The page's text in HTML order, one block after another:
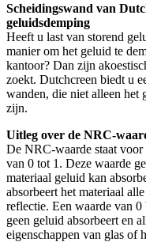
Scheidingswand van
geluidsdemping
Heeft u last van storend
manier om het geluid te
kantoor? Dan zijn
zoekt. Dutchcreen biedt u
wanden, die niet alleen het
zijn.
Uitleg over de NRC-
De NRC-waarde staat
van 0 tot 1. Deze waarde
materiaal geluid kan
absorbeert het materiaal
reflectie. Een waarde van 0
geen geluid absorbeert en
eigenschappen van glas of